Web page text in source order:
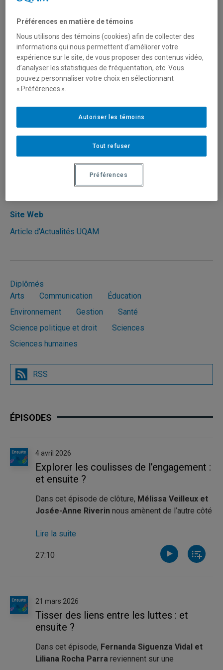
Ensuìte
Par Services à la communauté diplômée
après l’université. À travers cinq conversations intimistes
et décontractées, des personnes diplômées de l’UQAM et
des intervenantes et intervenants du milieu
communautaire racontent comment des mandats étudiants
ont transformé leurs parcours, leurs pratiques et leur
Site Web
Article d'Actualités UQAM
Diplômés
Arts
Communication
Éducation
Environnement
Gestion
Santé
Science politique et droit
Sciences
Sciences humaines
RSS
ÉPISODES
4 avril 2026
Explorer les coulisses de l’engagement :
et ensuite ?
Dans cet épisode de clôture, Mélissa Veilleux et
Josée-Anne Riverinnous amènent de l’autre côté
collaborations entre l’université et le milieu
communautaire. Ensemble, elles prennent un pas
de recul pour réfléchir à ce qui se joue après les
Animée par Fanny Jolicoeur
en lumière le rôle du Service aux collectivités et
des Services à la communauté diplômée dans la
engagement étudiant et action sociale. Mélissa et
Josée-Anne discutent des conditions de
Lire la suite
27:10
21 mars 2026
Tisser des liens entre les luttes : et
ensuite ?
Dans cet épisode, Fernanda Siguenza Vidal et
Liliana Rocha Parra reviennent sur une
Préférences en matière de témoins
Nous utilisons des témoins (cookies) afin de collecter des
informations qui nous permettent d’améliorer votre
expérience sur le site, de vous proposer des contenus vidéo,
d’analyser les statistiques de fréquentation, etc. Vous
pouvez personnaliser votre choix en sélectionnant
« Préférences ».
Tout refuser
Autoriser les témoins
Préférences